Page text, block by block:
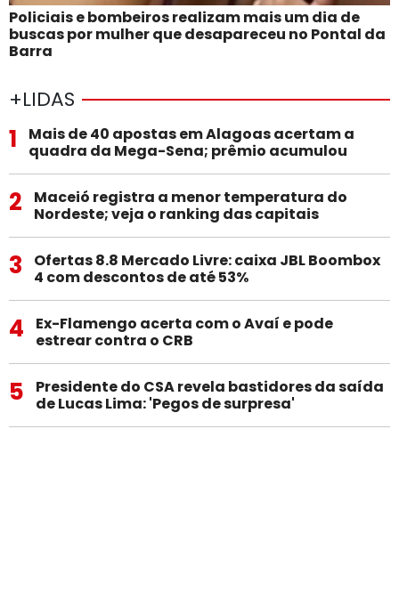
Policiais e bombeiros realizam mais um dia de
buscas por mulher que desapareceu no Pontal da
Barra
+LIDAS
1
Mais de 40 apostas em Alagoas acertam a
quadra da Mega-Sena; prêmio acumulou
2
Maceió registra a menor temperatura do
Nordeste; veja o ranking das capitais
3
Ofertas 8.8 Mercado Livre: caixa JBL Boombox
4 com descontos de até 53%
4
Ex-Flamengo acerta com o Avaí e pode
estrear contra o CRB
5
Presidente do CSA revela bastidores da saída
de Lucas Lima: 'Pegos de surpresa'